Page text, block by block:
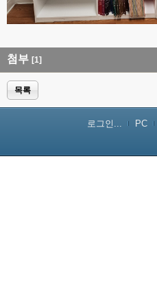
첨부 [1]
목록
로그인... PC